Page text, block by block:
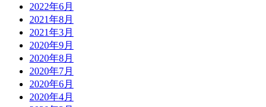
2022年6月
2021年8月
2021年3月
2020年9月
2020年8月
2020年7月
2020年6月
2020年4月